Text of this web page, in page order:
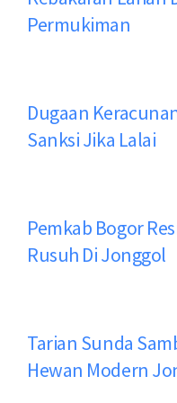
Permukiman
Dugaan
Sanksi Jika Lalai
Pemkab Bogor
Rusuh Di Jonggol
Tarian Sunda
Hewan Modern